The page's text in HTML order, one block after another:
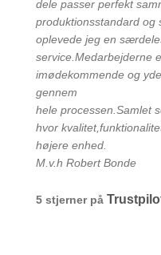
dele passer perfekt
produktionsstandard og
oplevede jeg en
service.Medarbejderne
imødekommende og
gennem
hele processen.Samlet
hvor
højere enhed.
M.v.h Robert Bonde
5 stjerner på